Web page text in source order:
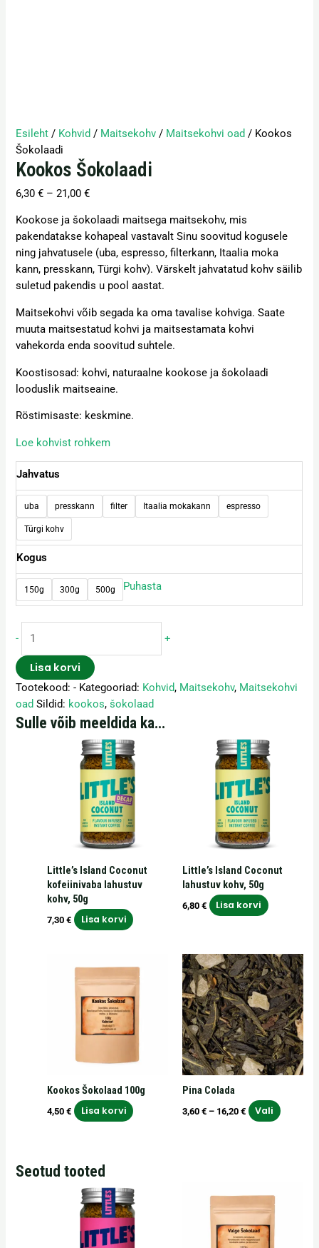
Esileht / Kohvid / Maitsekohv / Maitsekohvi oad / Kookos
Šokolaadi
Kookos Šokolaadi
6,30€ – 21,00€
Kookose ja šokolaadi maitsega maitsekohv, mis
pakendatakse kohapeal vastavalt Sinu soovitud kogusele
ning jahvatusele (uba, espresso, filterkann, Itaalia moka
kann, presskann, Türgi kohv). Värskelt jahvatatud kohv säilib
suletud pakendis u pool aastat.
Maitsekohvi võib segada ka oma tavalise kohviga. Saate
muuta maitsestatud kohvi ja maitsestamata kohvi
vahekorda enda soovitud suhtele.
Koostisosad: kohvi, naturaalne kookose ja šokolaadi
looduslik maitseaine.
Röstimisaste: keskmine.
Loe kohvist rohkem
Jahvatus
uba presskann filter Itaalia mokakann espresso
Türgi kohv
Kogus
150g 300g 500g Puhasta
- +
Lisa korvi
Tootekood:- Kategooriad: Kohvid, Maitsekohv, Maitsekohvi
oad Sildid: kookos,šokolaad
Sulle võib meeldida ka…
Little’s Island Coconut
kofeiinivaba lahustuv
kohv, 50g
7,30€ Lisa korvi
Little’s Island Coconut
lahustuv kohv, 50g
6,80 € Lisa korvi
Kookos Šokolaad 100g
4,50€ Lisa korvi
Pina Colada
3,60 € – 16,20 €
Hinnavahemik:
3,60 €
kuni
16,20 €
Vali
Sellel
tootel
on
mitu
varianti.
Valikuid
saab
teha
Seotud tooted